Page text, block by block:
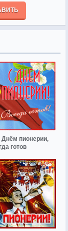
Днём пионерии,
готов